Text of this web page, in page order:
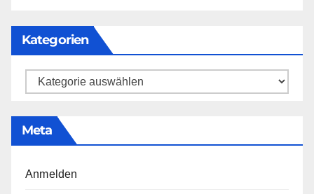
Kategorien
Kategorien
Meta
Anmelden